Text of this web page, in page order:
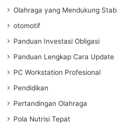
Olahraga yang Mendukung
otomotif
Panduan Investasi Obligasi
Panduan Lengkap Cara Update
PC Workstation Profesional
Pendidikan
Pertandingan Olahraga
Pola Nutrisi Tepat